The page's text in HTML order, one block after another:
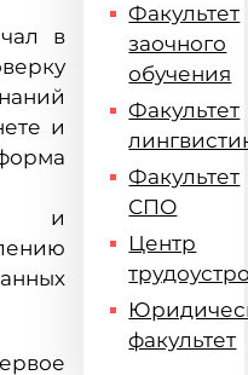
в
и
и
Факультет
заочного
обучения
Факультет
Факультет
СПО
Центр
факультет